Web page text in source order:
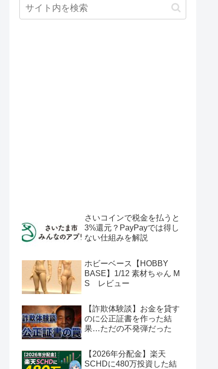
さいコインで税金を払うと
3%還元？PayPayでは得し
ない仕組みを解説
ホビーベース【HOBBY
BASE】1/12 素材ちゃん M
S レビュー
【詐欺体験談】お金を貸す
のに公正証書を作った結
果…ただの不発弾だった
【2026年分配金】楽天
SCHDに480万投資した結